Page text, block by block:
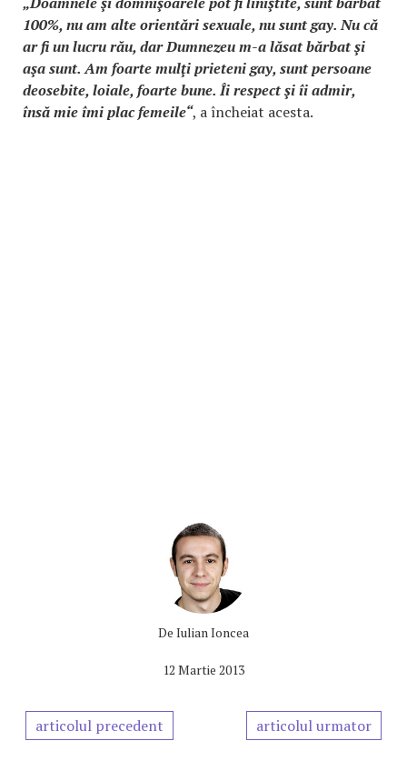
100%, nu am alte orientări sexuale, nu sunt gay. Nu că
ar fi un lucru rău, dar Dumnezeu m-a lăsat bărbat şi
aşa sunt. Am foarte mulţi prieteni gay, sunt persoane
deosebite, loiale, foarte bune. Îi respect şi îi admir,
însă mie îmi plac femeile“, a încheiat acesta.
De Iulian Ioncea
12 Martie 2013
articolul precedent articolul urmator